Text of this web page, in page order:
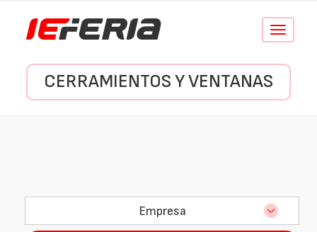
Conmutar
CERRAMIENTOS Y VENTANAS
Empresa